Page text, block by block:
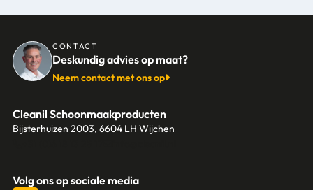
CONTACT
Deskundig advies op maat?
Neem contact met ons op
Cleanil Schoonmaakproducten
Bijsterhuizen 2003, 6604 LH Wijchen
Volg ons op sociale media